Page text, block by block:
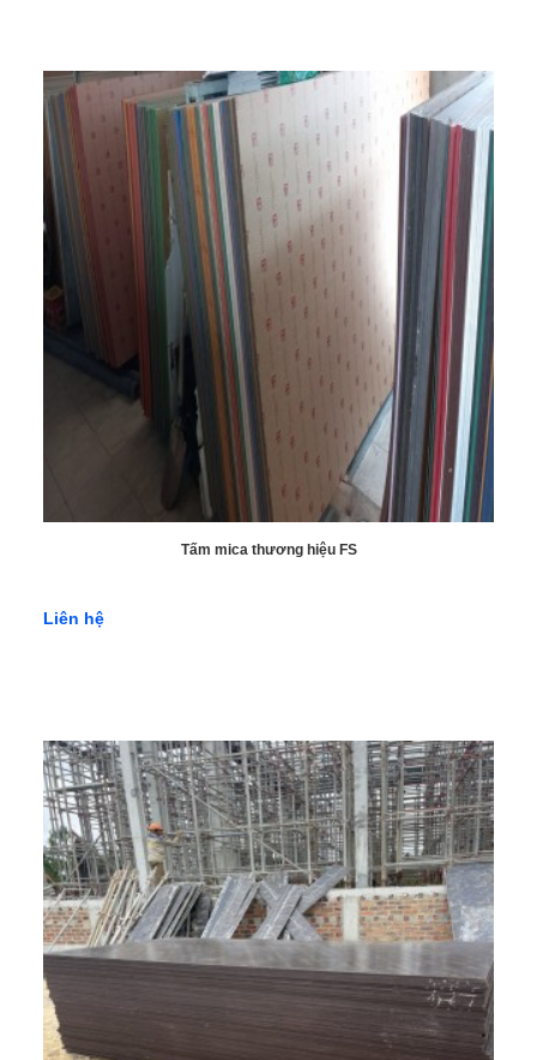
Tấm mica thương hiệu FS
Liên hệ